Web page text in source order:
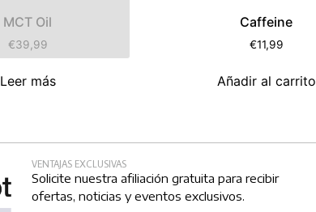
MCT Oil
€39,99
Leer más
Caffeine
€11,99
Añadir al carrito
VENTAJAS EXCLUSIVAS
Solicite nuestra afiliación gratuita para recibir
ofertas, noticias y eventos exclusivos.